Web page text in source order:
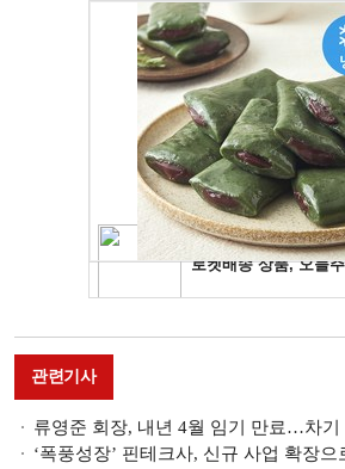
관련기사
류영준 회장, 내년 4월 임기 만료…차기 핀테크산
‘폭풍성장’ 핀테크사, 신규 사업 확장으로